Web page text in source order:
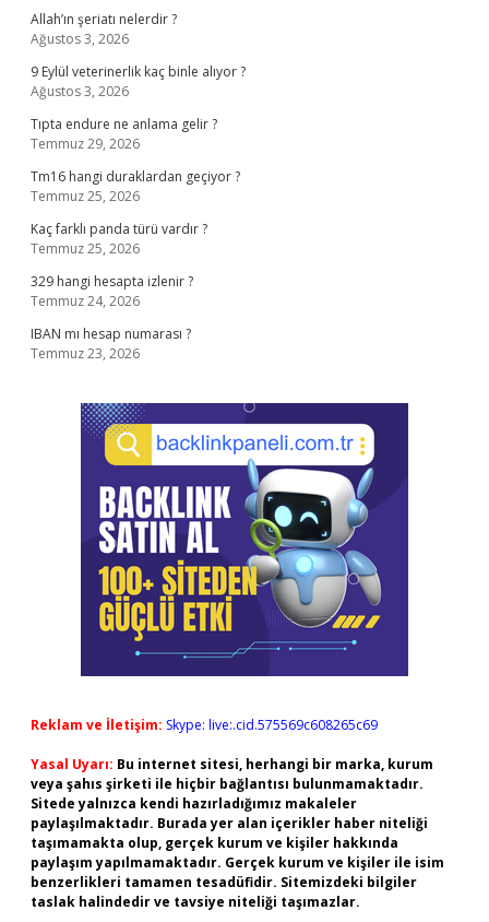
Allah’ın şeriatı nelerdir ?
Ağustos 3, 2026
9 Eylül veterinerlik kaç binle alıyor ?
Ağustos 3, 2026
Tıpta endure ne anlama gelir ?
Temmuz 29, 2026
Tm16 hangi duraklardan geçiyor ?
Temmuz 25, 2026
Kaç farklı panda türü vardır ?
Temmuz 25, 2026
329 hangi hesapta izlenir ?
Temmuz 24, 2026
IBAN mı hesap numarası ?
Temmuz 23, 2026
Reklam ve İletişim: Skype: live:.cid.575569c608265c69
Yasal Uyarı: Bu internet sitesi, herhangi bir marka, kurum
veya şahıs şirketi ile hiçbir bağlantısı bulunmamaktadır.
Sitede yalnızca kendi hazırladığımız makaleler
paylaşılmaktadır. Burada yer alan içerikler haber niteliği
taşımamakta olup, gerçek kurum ve kişiler hakkında
paylaşım yapılmamaktadır. Gerçek kurum ve kişiler ile isim
benzerlikleri tamamen tesadüfidir. Sitemizdeki bilgiler
taslak halindedir ve tavsiye niteliği taşımazlar.